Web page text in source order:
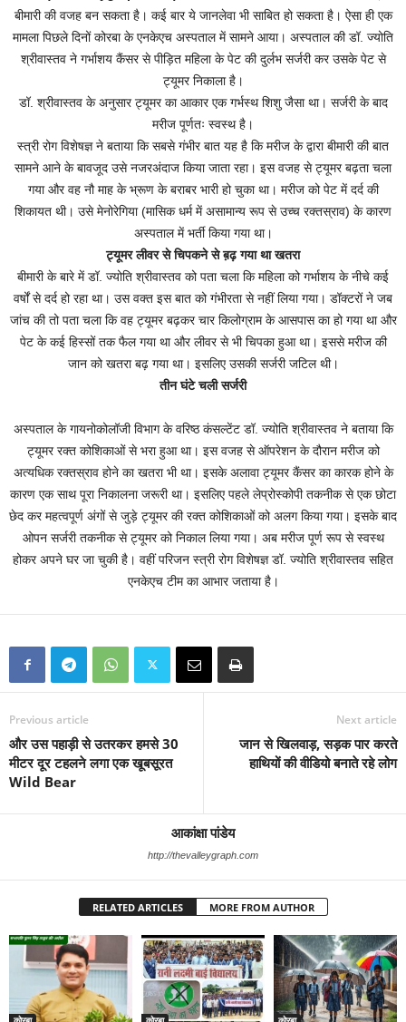
बीमारी की वजह बन सकता है। कई बार ये जानलेवा भी साबित हो सकता है। ऐसा ही एक
मामला पिछले दिनों कोरबा के एनकेएच अस्पताल में सामने आया। अस्पताल की डॉ. ज्योति
श्रीवास्तव ने गर्भाशय कैंसर से पीड़ित महिला के पेट की दुर्लभ सर्जरी कर उसके पेट से
ट्यूमर निकाला है।
डॉ. श्रीवास्तव के अनुसार ट्यूमर का आकार एक गर्भस्थ शिशु जैसा था। सर्जरी के बाद
मरीज पूर्णतः स्वस्थ है।
स्त्री रोग विशेषज्ञ ने बताया कि सबसे गंभीर बात यह है कि मरीज के द्वारा बीमारी की बात
सामने आने के बावजूद उसे नजरअंदाज किया जाता रहा। इस वजह से ट्यूमर बढ़ता चला
गया और वह नौ माह के भ्रूण के बराबर भारी हो चुका था। मरीज को पेट में दर्द की
शिकायत थी। उसे मेनोरेगिया (मासिक धर्म में असामान्य रूप से उच्च रक्तस्राव) के कारण
अस्पताल में भर्ती किया गया था।
ट्यूमर लीवर से चिपकने से ब़ढ़ गया था खतरा
बीमारी के बारे में डॉ. ज्योति श्रीवास्तव को पता चला कि महिला को गर्भाशय के नीचे कई
वर्षों से दर्द हो रहा था। उस वक्त इस बात को गंभीरता से नहीं लिया गया। डॉक्टरों ने जब
जांच की तो पता चला कि वह ट्यूमर बढ़कर चार किलोग्राम के आसपास का हो गया था और
पेट के कई हिस्सों तक फैल गया था और लीवर से भी चिपका हुआ था। इससे मरीज की
जान को खतरा बढ़ गया था। इसलिए उसकी सर्जरी जटिल थी।
तीन घंटे चली सर्जरी
अस्पताल के गायनोकोलॉजी विभाग के वरिष्ठ कंसल्टेंट डॉ. ज्योति श्रीवास्तव ने बताया कि
ट्यूमर रक्त कोशिकाओं से भरा हुआ था। इस वजह से ऑपरेशन के दौरान मरीज को
अत्यधिक रक्तस्राव होने का खतरा भी था। इसके अलावा ट्यूमर कैंसर का कारक होने के
कारण एक साथ पूरा निकालना जरूरी था। इसलिए पहले लेप्रोस्कोपी तकनीक से एक छोटा
छेद कर महत्वपूर्ण अंगों से जुड़े ट्यूमर की रक्त कोशिकाओं को अलग किया गया। इसके बाद
ओपन सर्ज‏री तकनीक से ट्यूमर को निकाल लिया गया। अब मरीज पूर्ण रूप से स्वस्थ
होकर अपने घर जा चुकी है। वहीं परिजन स्त्री रोग विशेषज्ञ डॉ. ज्योति श्रीवास्तव सहित
एनकेएच टीम का आभार जताया है।
Previous article
और उस पहाड़ी से उतरकर हमसे 30
मीटर दूर टहलने लगा एक खूबसूरत
Wild Bear
Next article
जान से खिलवाड़, सड़क पार करते
हाथियों की वीडियो बनाते रहे लोग
आकांक्षा पांडेय
http://thevalleygraph.com
RELATED ARTICLES MORE FROM AUTHOR